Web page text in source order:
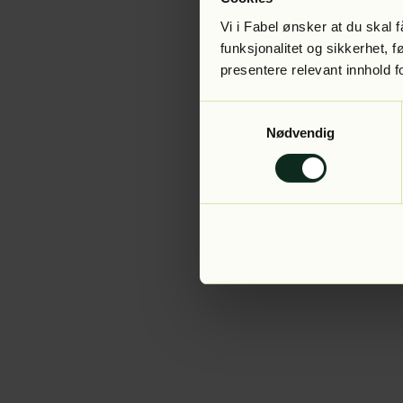
Vi i Fabel ønsker at du skal
funksjonalitet og sikkerhet,
presentere relevant innhold
Nødvendig
Application